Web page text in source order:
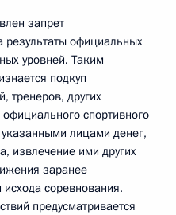
запрет
результаты официальных
уровней. Таким
подкуп
тренеров, других
спортивного
лицами денег,
извлечение ими других
заранее
исхода соревнования.
предусматривается